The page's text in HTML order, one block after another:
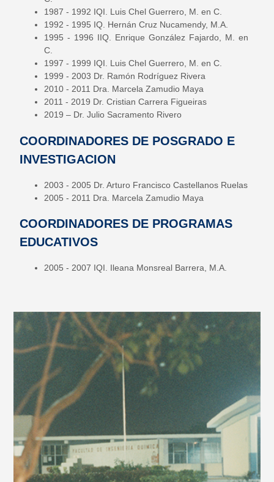
1987 - 1992 IQI. Luis Chel Guerrero, M. en C.
1992 - 1995 IQ. Hernán Cruz Nucamendy, M.A.
1995 - 1996 IIQ. Enrique González Fajardo, M. en
C.
1997 - 1999 IQI. Luis Chel Guerrero, M. en C.
1999 - 2003 Dr. Ramón Rodríguez Rivera
2010 - 2011 Dra. Marcela Zamudio Maya
2011 - 2019 Dr. Cristian Carrera Figueiras
2019 – Dr. Julio Sacramento Rivero
COORDINADORES DE POSGRADO E
INVESTIGACION
2003 - 2005 Dr. Arturo Francisco Castellanos Ruelas
2005 - 2011 Dra. Marcela Zamudio Maya
COORDINADORES DE PROGRAMAS
EDUCATIVOS
2005 - 2007 IQI. Ileana Monsreal Barrera, M.A.